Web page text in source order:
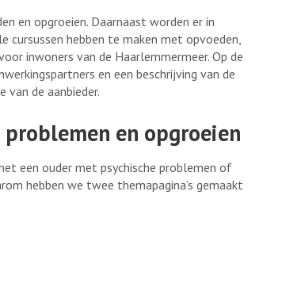
en opgroeien. Daarnaast worden er in
cursussen hebben te maken met opvoeden,
inwoners van de Haarlemmermeer. Op de
en een beschrijving van de
van de aanbieder.
problemen en opgroeien
een ouder met psychische problemen of
hebben we twee themapagina’s gemaakt